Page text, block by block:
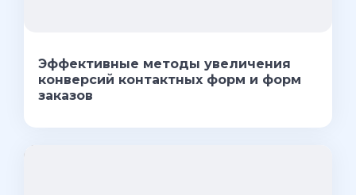
Эффективные методы увеличения
конверсий контактных форм и форм
заказов